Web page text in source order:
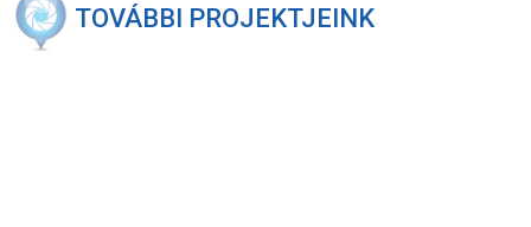
TOVÁBBI PROJEKTJEINK